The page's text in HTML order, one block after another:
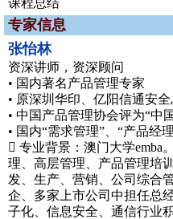
课程总结
专家信息
张怡林
资深讲师，资深顾问
• 国内著名产品管理专家
• 原深圳华印、亿阳信通安
• 中国产品管理协会评为“中
• 国内“需求管理”、“产品经
 专业背景：澳门大学emba
理、高层管理、产品管理培
发、生产、营销、公司综合
企、多家上市公司中担任总
子化、信息安全、通信行业